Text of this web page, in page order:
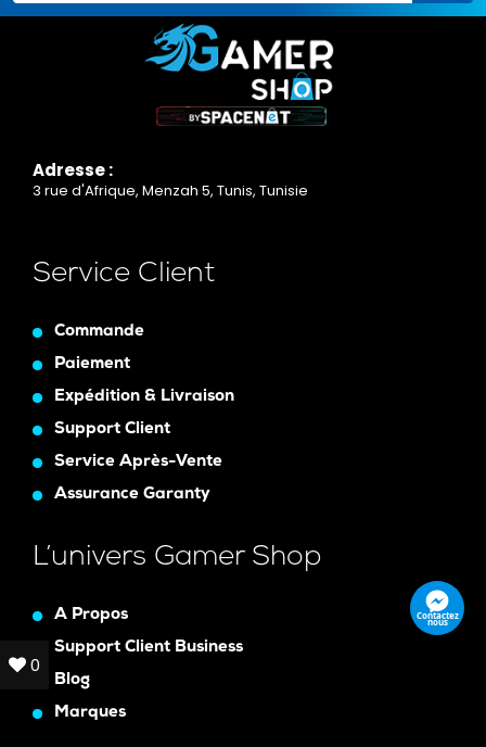
Adresse :
3 rue d'Afrique, Menzah 5, Tunis, Tunisie
Service Client
Commande
Paiement
Expédition & Livraison
Support Client
Service Après-Vente
Assurance Garanty
L’univers Gamer Shop
A Propos
Support Client Business
Blog
Marques
Contactez
nous
0
0